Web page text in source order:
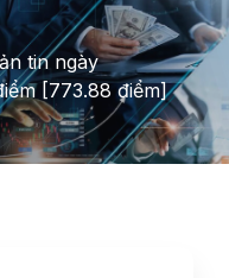
tin ngày
[773.88 điểm]